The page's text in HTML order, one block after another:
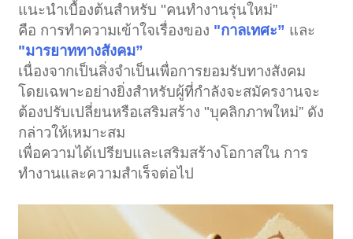
แนะนำเบื้องต้นสำหรับ "คนทำงานรุ่นใหม่”
คือ การทำความเข้าใจเรื่องของ "กาลเทศะ” และ
"มารยาททางสังคม”
เนื่องจากเป็นสิ่งจำเป็นเพื่อการยอมรับทางสังคม
โดยเฉพาะอย่างยิ่งสำหรับผู้ที่กำลังจะสมัครงานจะ
ต้องปรับเปลี่ยนหรือเสริมสร้าง "บุคลิกภาพใหม่” ดัง
กล่าวให้เหมาะสม
เพื่อความได้เปรียบและเสริมสร้างโอกาสใน การ
ทำงานและความสำเร็จต่อไป